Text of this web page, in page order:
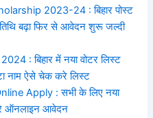
2023-24 : बिहार पोस्ट
बढ़ा फिर से आवेदन शुरू जल्दी
: बिहार में नया वोटर लिस्ट
नाम ऐसे चेक करे लिस्ट
Apply : सभी के लिए नया
ऑनलाइन आवेदन